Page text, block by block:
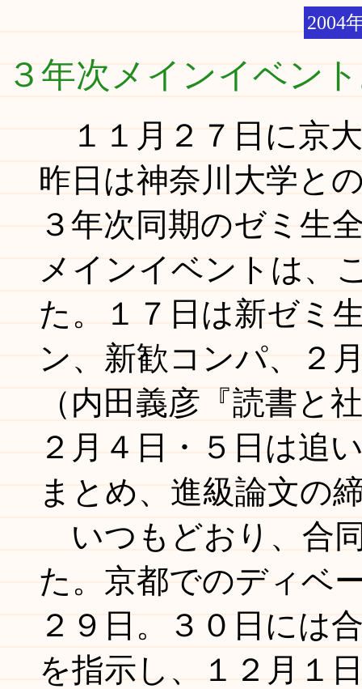
2004
３年次メインイベン
１１月２７日に京
昨日は神奈川大学と
３年次同期のゼミ生
メインイベントは、
た。１７日は新ゼミ
ン、新歓コンパ、２
（内田義彦『読書と
２月４日・５日は追
まとめ、進級論文の
いつもどおり、合
た。京都でのディベ
２９日。３０日には
を指示し、１２月１